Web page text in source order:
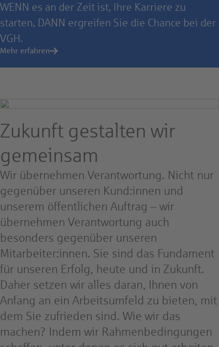
WENN es an der Zeit ist, Ihre Karriere zu
starten, DANN ergreifen Sie die Chance bei der
VGH.
Mehr erfahren
Zukunft gestalten wir
gemeinsam
Wir übernehmen Verantwortung. Nicht nur
gegenüber unseren Kund:innen und
unserem öffentlichen Auftrag – wir
übernehmen Verantwortung auch
besonders gegenüber unseren
Mitarbeiter:innen. Sie sind das Fundament
für unseren Erfolg, heute und in Zukunft.
Daher setzen wir alles daran, Ihnen von
Anfang an ein Arbeitsumfeld zu bieten, mit
dem Sie zufrieden sind. Wie wir das
machen? Indem wir Rahmenbedingungen